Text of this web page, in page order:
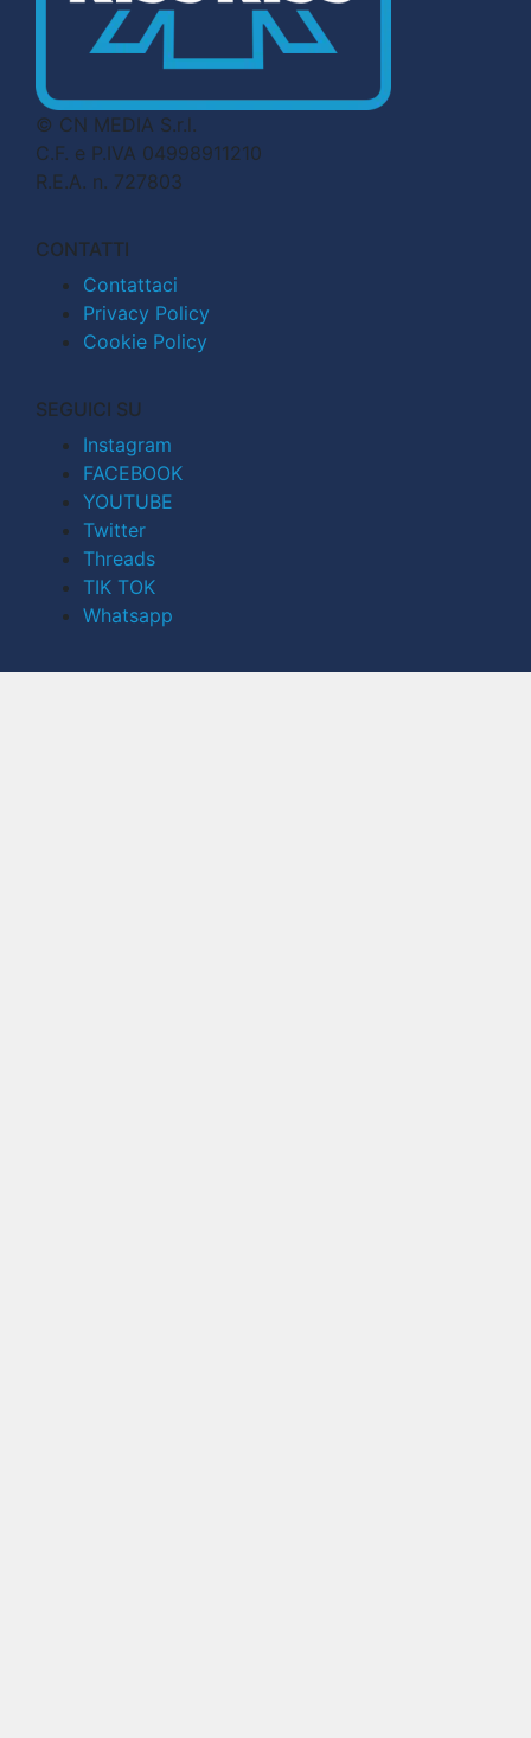
© CN MEDIA S.r.l.
C.F. e P.IVA 04998911210
R.E.A. n. 727803
CONTATTI
Contattaci
Privacy Policy
Cookie Policy
SEGUICI SU
Instagram
FACEBOOK
YOUTUBE
Twitter
Threads
TIK TOK
Whatsapp